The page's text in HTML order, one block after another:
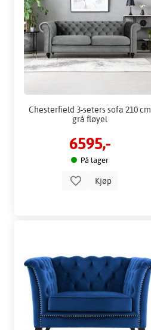
Chesterfield 3-seters sofa 210 cm
grå fløyel
6595,-
På lager
Kjøp